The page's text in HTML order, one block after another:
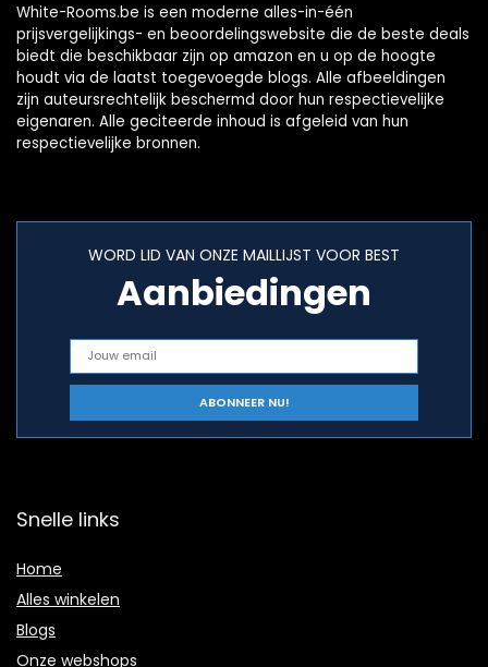
White-Rooms.be is een moderne alles-in-één
prijsvergelijkings- en beoordelingswebsite die de beste deals
biedt die beschikbaar zijn op amazon en u op de hoogte
houdt via de laatst toegevoegde blogs. Alle afbeeldingen
zijn auteursrechtelijk beschermd door hun respectievelijke
eigenaren. Alle geciteerde inhoud is afgeleid van hun
respectievelijke bronnen.
WORD LID VAN ONZE MAILLIJST VOOR BEST
Aanbiedingen
Snelle links
Home
Alles winkelen
Blogs
Onze webshops